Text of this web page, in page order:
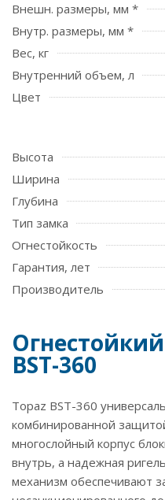
Внешн. размеры, мм *
Внутр. размеры, мм *
Вес, кг
Внутренний объем, л
Цвет
Высота
Ширина
Глубина
Тип замка
Огнестойкость
Гарантия, лет
Производитель
BST-360
Topaz BST-360
комбинированной
многослойный корпус
внутрь, а надежная
механизм обеспечивают